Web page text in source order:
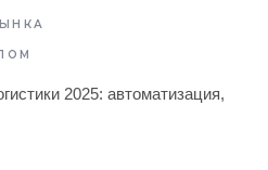
2025: автоматизация,